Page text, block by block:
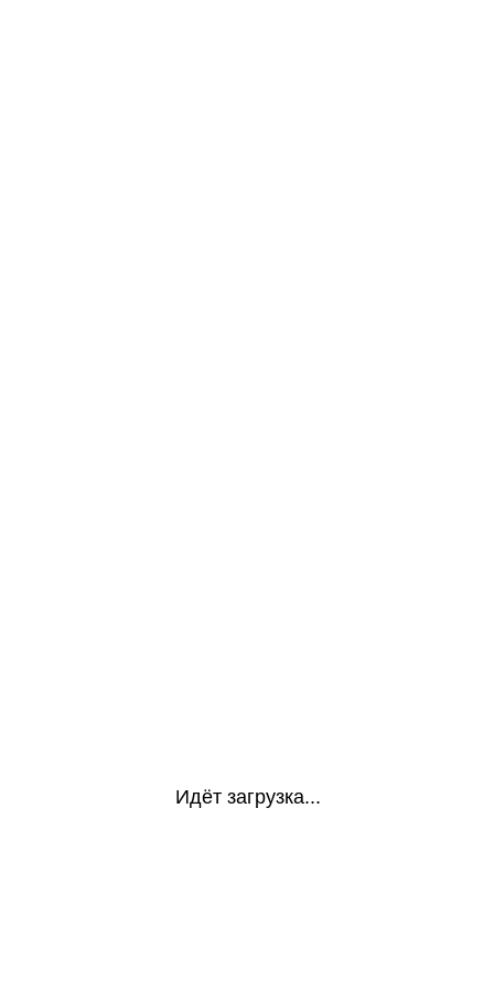
Идёт загрузка...